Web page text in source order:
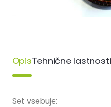
OpisTehnične lastnosti
Set vsebuje: